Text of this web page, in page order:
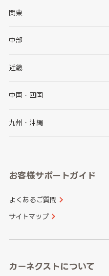
北海道
岩手県
秋田県
関東
茨城県
群馬県
千葉県
神奈川県
中部
新潟県
石川県
山梨県
愛知県
近畿
大阪府
京都府
和歌山県
中国・四国
鳥取県
山口県
香川県
九州・沖縄
長崎県
大分県
お客様サポートガイド
よくあるご質問
サイトマップ
カーネクストについて